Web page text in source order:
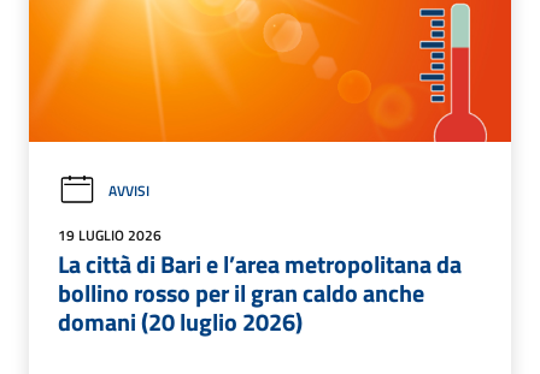
AVVISI
19 LUGLIO 2026
La città di Bari e l’area metropolitana da
bollino rosso per il gran caldo anche
domani (20 luglio 2026)